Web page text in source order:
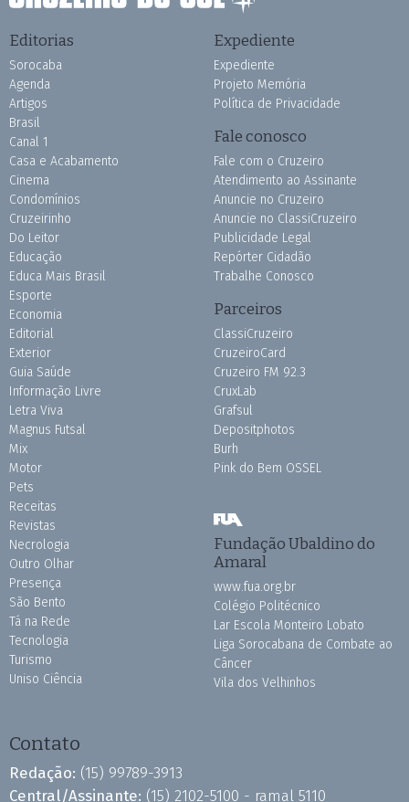
Editorias
Sorocaba
Agenda
Artigos
Brasil
Canal 1
Casa e Acabamento
Cinema
Condomínios
Cruzeirinho
Do Leitor
Educação
Educa Mais Brasil
Esporte
Economia
Editorial
Exterior
Guia Saúde
Informação Livre
Letra Viva
Magnus Futsal
Mix
Motor
Pets
Receitas
Revistas
Necrologia
Outro Olhar
Presença
São Bento
Tá na Rede
Tecnologia
Turismo
Uniso Ciência
Expediente
Expediente
Projeto Memória
Política de Privacidade
Fale conosco
Fale com o Cruzeiro
Atendimento ao Assinante
Anuncie no Cruzeiro
Anuncie no ClassiCruzeiro
Publicidade Legal
Repórter Cidadão
Trabalhe Conosco
Parceiros
ClassiCruzeiro
CruzeiroCard
Cruzeiro FM 92.3
CruxLab
Grafsul
Depositphotos
Burh
Pink do Bem OSSEL
Fundação Ubaldino do
Amaral
www.fua.org.br
Colégio Politécnico
Lar Escola Monteiro Lobato
Liga Sorocabana de Combate ao
Câncer
Vila dos Velhinhos
Contato
Redação: (15) 99789-3913
Central/Assinante: (15) 2102-5100 - ramal 5110